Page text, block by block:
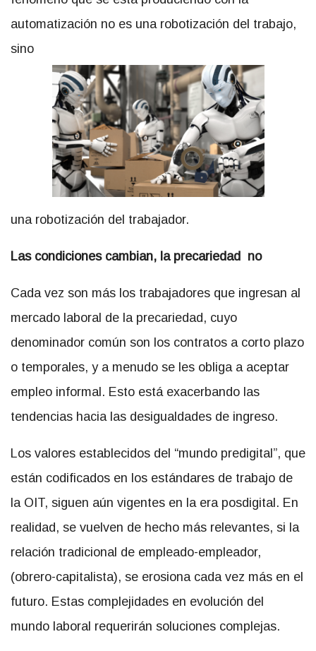
automatización no es una robotización del trabajo,
sino
una robotización del trabajador.
Las condiciones cambian, la precariedad no
Cada vez son más los trabajadores que ingresan al
mercado laboral de la precariedad, cuyo
denominador común son los contratos a corto plazo
o temporales, y a menudo se les obliga a aceptar
empleo informal. Esto está exacerbando las
tendencias hacia las desigualdades de ingreso.
Los valores establecidos del “mundo predigital”, que
están codificados en los estándares de trabajo de
la OIT, siguen aún vigentes en la era posdigital. En
realidad, se vuelven de hecho más relevantes, si la
relación tradicional de empleado-empleador,
(obrero-capitalista), se erosiona cada vez más en el
futuro. Estas complejidades en evolución del
mundo laboral requerirán soluciones complejas.